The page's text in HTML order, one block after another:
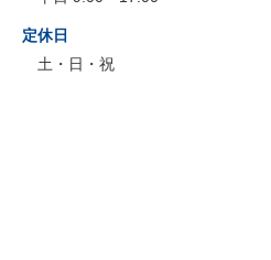
定休日
土・日・祝